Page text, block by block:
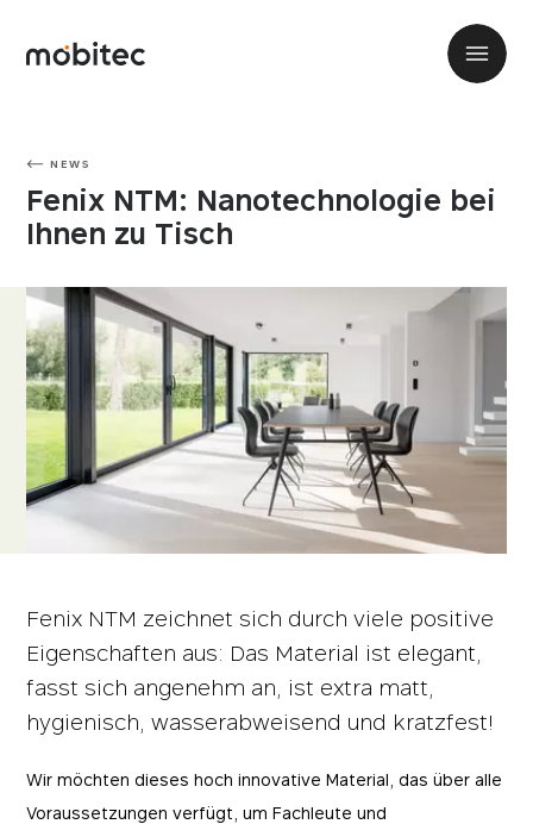
NEWS
Fenix NTM: Nanotechnologie bei
Ihnen zu Tisch
Fenix NTM zeichnet sich durch viele positive
Eigenschaften aus: Das Material ist elegant,
fasst sich angenehm an, ist extra matt,
hygienisch, wasserabweisend und kratzfest!
Wir möchten dieses hoch innovative Material, das über alle
Voraussetzungen verfügt, um Fachleute und